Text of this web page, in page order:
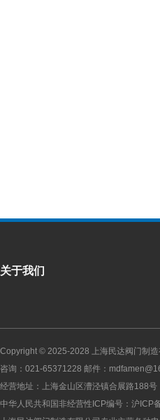
关于我们
Copyright © 2025-2028 上海民达阀门制
咨询：021-65371228 邮件：
经营地址：上海金山区漕泾镇合展路188号
中华人民共和国非经营性ICP编号： 沪ICP